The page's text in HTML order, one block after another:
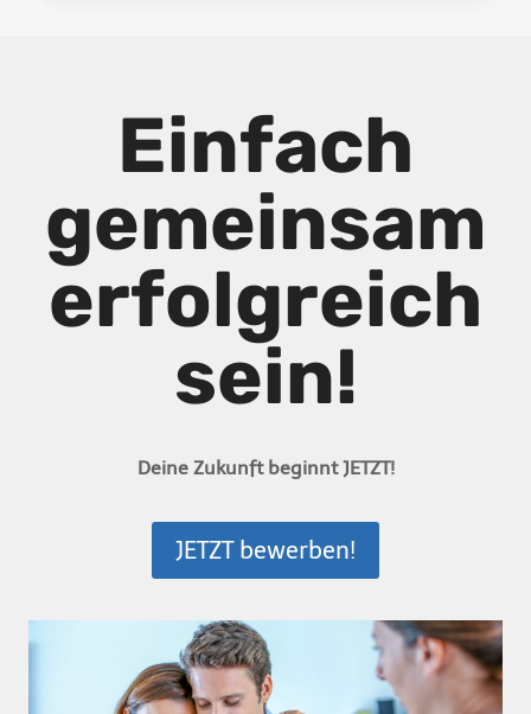
Einfach
gemeinsam
erfolgreich
sein!
Deine Zukunft beginnt JETZT!
JETZT bewerben!